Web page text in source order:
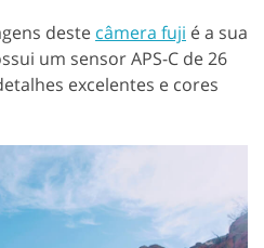
deste câmera fuji é a sua
um sensor APS-C de 26
excelentes e cores